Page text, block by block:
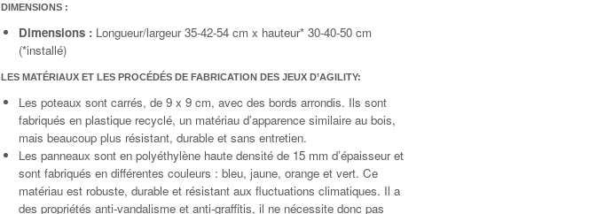
DIMENSIONS :
Dimensions : Longueur/largeur 35-42-54 cm x hauteur* 30-40-50 cm
(*installé)
LES MATÉRIAUX ET LES PROCÉDÉS DE FABRICATION DES JEUX D’AGILITY:
Les poteaux sont carrés, de 9 x 9 cm, avec des bords arrondis. Ils sont
fabriqués en plastique recyclé, un matériau d’apparence similaire au bois,
mais beaucoup plus résistant, durable et sans entretien.
Les panneaux sont en polyéthylène haute densité de 15 mm d’épaisseur et
sont fabriqués en différentes couleurs : bleu, jaune, orange et vert. Ce
matériau est robuste, durable et résistant aux fluctuations climatiques. Il a
des propriétés anti-vandalisme et anti-graffitis, il ne nécessite donc pas